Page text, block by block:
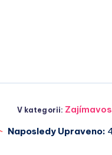
V kategorii:
Naposledy Upraveno: